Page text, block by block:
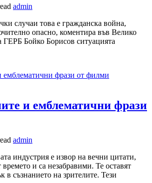
admin
случаи това е гражданска война,
опасно, коментира във Велико
ГЕРБ Бойко Борисов ситуацията
и емблематични фрази
admin
индустрия е извор на вечни цитати,
и са незабравими. Те оставят
в съзнанието на зрителите. Тези